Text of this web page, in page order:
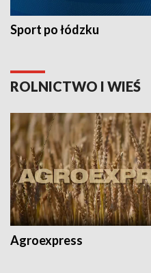
Sport po łódzku
ROLNICTWO I WIEŚ
Agroexpress